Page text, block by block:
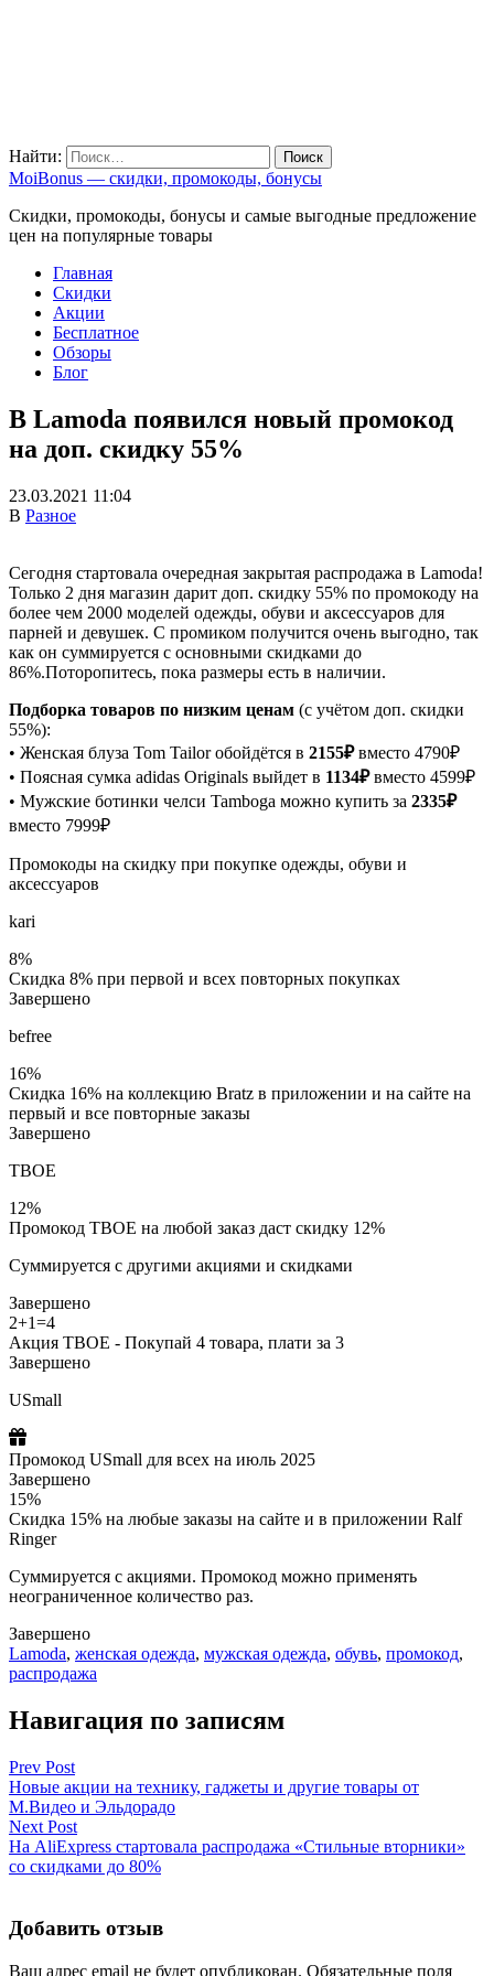
Найти:
MoiBonus — скидки, промокоды, бонусы
Скидки, промокоды, бонусы и самые выгодные предложение
цен на популярные товары
Главная
Скидки
Акции
Бесплатное
Обзоры
Блог
В Lamoda появился новый промокод
на доп. скидку 55%
23.03.2021 11:04
В Разное
Сегодня стартовала очередная закрытая распродажа в Lamoda!
Только 2 дня магазин дарит доп. скидку 55% по промокоду на
более чем 2000 моделей одежды, обуви и аксессуаров для
парней и девушек. С промиком получится очень выгодно, так
как он суммируется с основными скидками до
86%.Поторопитесь, пока размеры есть в наличии.
Подборка товаров по низким ценам (с учётом доп. скидки
55%):
• Женская блуза Tom Tailor обойдётся в 2155₽вместо 4790₽
• Поясная сумка adidas Originals выйдет в 1134₽вместо 4599₽
• Мужские ботинки челси Tamboga можно купить за 2335₽
вместо 7999₽
Промокоды на скидку при покупке одежды, обуви и
аксессуаров
kari
8%
Скидка 8% при первой и всех повторных покупках
Завершено
befree
16%
Скидка 16% на коллекцию Bratz в приложении и на сайте на
первый и все повторные заказы
Завершено
ТВОЕ
12%
Промокод ТВОЕ на любой заказ даст скидку 12%
Суммируется с другими акциями и скидками
Завершено
2+1=4
Акция ТВОЕ - Покупай 4 товара, плати за 3
Завершено
USmall
Промокод USmall для всех на июль 2025
Завершено
15%
Скидка 15% на любые заказы на сайте и в приложении Ralf
Ringer
Cуммируется с акциями. Промокод можно применять
неограниченное количество раз.
Завершено
Lamoda, женская одежда, мужская одежда, обувь, промокод,
распродажа
Навигация по записям
Prev Post
Новые акции на технику, гаджеты и другие товары от
М.Видео и Эльдорадо
Next Post
На AliExpress стартовала распродажа «Стильные вторники»
со скидками до 80%
Добавить отзыв
Ваш адрес email не будет опубликован. Обязательные поля